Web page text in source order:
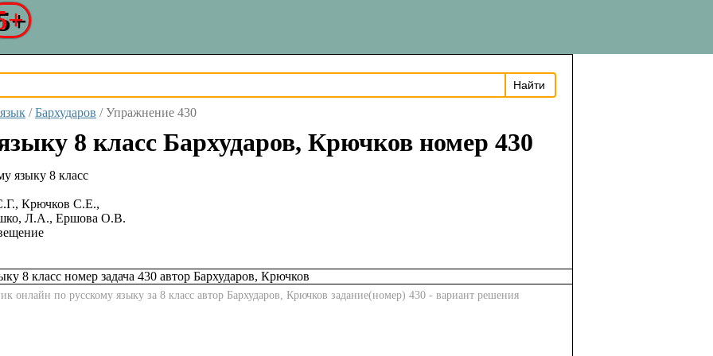
/ Бархударов / Упражнение 430
8 класс Бархударов, Крючков номер 430
Крючков С.Е.,
Л.А., Ершова О.В.
онлайн по русскому языку за 8 класс автор Бархударов, Крючков задание(номер) 430 - вариант решения